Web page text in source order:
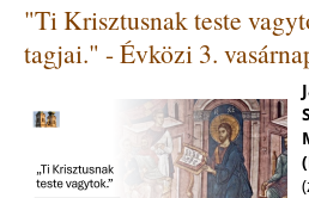
Isten,
irgalmasságodat."
-
Boldogasszony
(2025.február.
"Ti Krisztusnak teste
tagjai." - Évközi 3.